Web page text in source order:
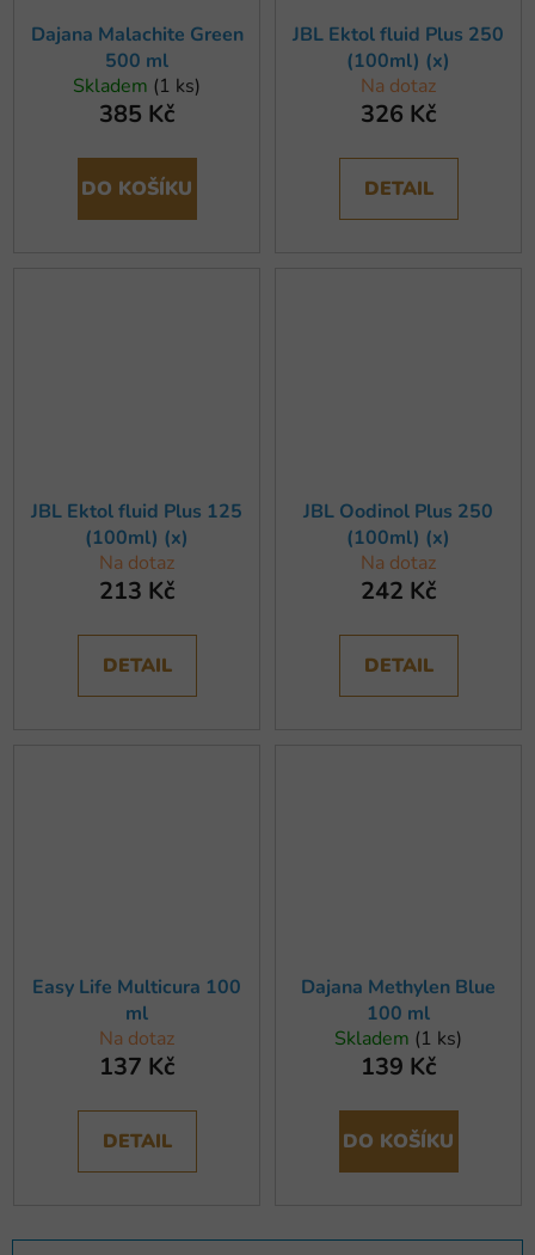
Dajana Malachite Green
500 ml
Skladem (1 ks)
385 Kč
DO KOŠÍKU
JBL Ektol fluid Plus 250
(100ml) (x)
Na dotaz
326 Kč
DETAIL
JBL Ektol fluid Plus 125
(100ml) (x)
Na dotaz
213 Kč
DETAIL
JBL Oodinol Plus 250
(100ml) (x)
Na dotaz
242 Kč
DETAIL
Easy Life Multicura 100
ml
Na dotaz
137 Kč
DETAIL
Dajana Methylen Blue
100 ml
Skladem (1 ks)
139 Kč
DO KOŠÍKU